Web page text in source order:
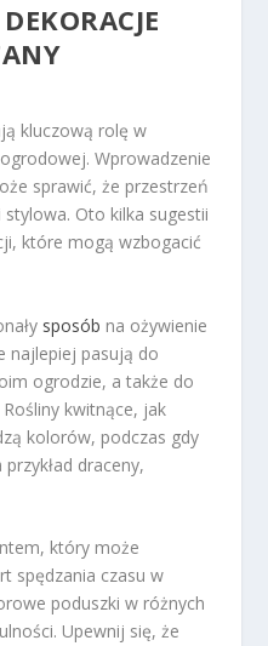
kluczową rolę w
Wprowadzenie
sprawić, że przestrzeń
Oto kilka sugestii
które mogą wzbogacić
sposób na ożywienie
najlepiej pasują do
ogrodzie, a także do
kwitnące, jak
kolorów, podczas gdy
draceny,
który może
spędzania czasu w
poduszki w różnych
Upewnij się, że